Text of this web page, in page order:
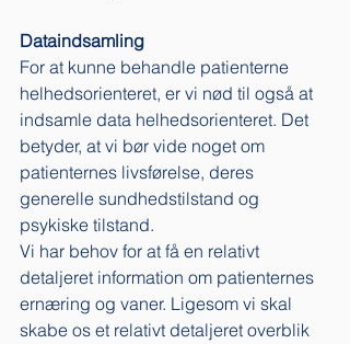
Dataindsamling
For at kunne behandle patienterne
helhedsorienteret, er vi nød til også at
indsamle data helhedsorienteret. Det
betyder, at vi bør vide noget om
patienternes livsførelse, deres
generelle sundhedstilstand og
psykiske tilstand.
Vi har behov for at få en relativt
detaljeret information om patienternes
ernæring og vaner. Ligesom vi skal
skabe os et relativt detaljeret overblik